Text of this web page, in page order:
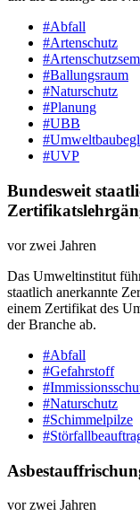
#Abfall
#Artenschutz
#Ballungsraum
#Naturschutz
#Planung
#UBB
#UVP
Bundesweit
vor zwei Jahren
Das Umweltinstitut
staatlich anerkannte
einem Zertifikat des
der Branche ab.
#Abfall
#Gefahrstoff
#Naturschutz
#Schimmelpilze
vor zwei Jahren